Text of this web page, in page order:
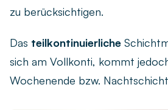
zu berücksichtigen.
Das teilkontinuierliche
sich am Vollkonti, kommt
Wochenende bzw.